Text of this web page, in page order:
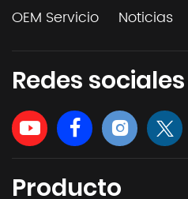
OEM Servicio
Noticias
Redes sociales
Producto